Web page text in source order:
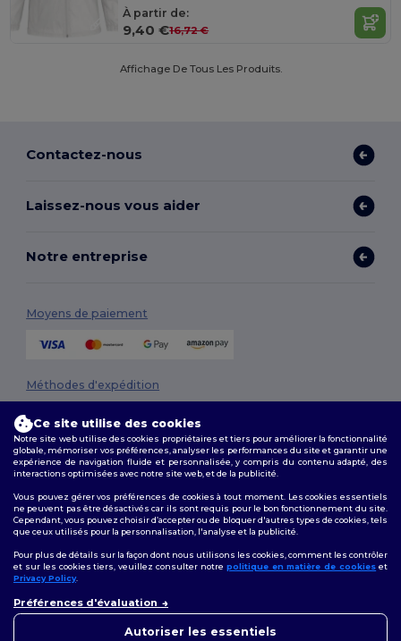
À partir de:
9,40 €16,72 €
Affichage De Tous Les Produits.
Contactez-nous
Laissez-nous vous aider
Notre entreprise
Moyens de paiement
Méthodes d'expédition
Conditions Générales|Politique de personnalisation
Confidentialité|Politique de Cookies|Plan du Site
Suivez-nous
Ce site utilise des cookies
Notre site web utilise des cookies propriétaires et tiers pour améliorer la fonctionnalité
globale, mémoriser vos préférences, analyser les performances du site et garantir une
expérience de navigation fluide et personnalisée, y compris du contenu adapté, des
interactions optimisées avec notre site web, et de la publicité.
Vous pouvez gérer vos préférences de cookies à tout moment. Les cookies essentiels
ne peuvent pas être désactivés car ils sont requis pour le bon fonctionnement du site.
Cependant, vous pouvez choisir d’accepter ou de bloquer d'autres types de cookies, tels
que ceux utilisés pour la personnalisation, l'analyse et la publicité.
Pour plus de détails sur la façon dont nous utilisons les cookies, comment les contrôler
et sur les cookies tiers, veuillez consulter notre politique en matière de cookies et
Privacy Policy.
Préférences d'évaluation
Autoriser les essentiels
pouvez nous contacter à tout